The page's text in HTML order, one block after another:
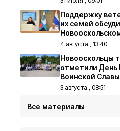
Поддержку
их семей
4 августа , 13:40
Новооскольцы
отметили День
Воинской Славы
3 августа , 08:51
Все материалы